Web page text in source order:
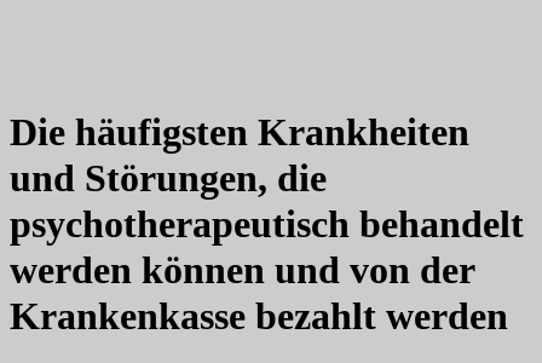
Die häufigsten Krankheiten
und Störungen, die
psychotherapeutisch behandelt
werden können und von der
Krankenkasse bezahlt werden